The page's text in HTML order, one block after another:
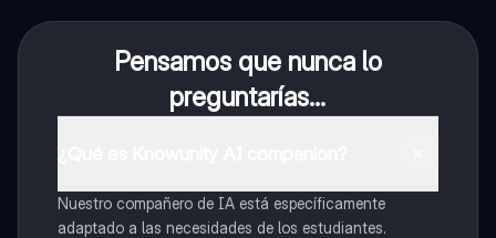
Pensamos que nunca lo
preguntarías...
Nuestro compañero de IA está específicamente
adaptado a las necesidades de los estudiantes.